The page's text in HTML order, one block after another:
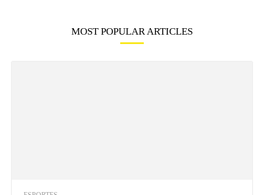
MOST POPULAR ARTICLES